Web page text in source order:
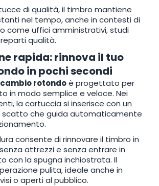
di qualità, il timbro mantiene
nel tempo, anche in contesti di
come uffici amministrativi, studi
qualità.
rapida: rinnova il tuo
in pochi secondi
rotondoè progettato per
in modo semplice e veloce. Nei
la cartuccia si inserisce con un
scatto che guida automaticamente
consente di rinnovare il timbro in
attrezzi e senza entrare in
con la spugna inchiostrata. Il
pulita, ideale anche in
o aperti al pubblico.